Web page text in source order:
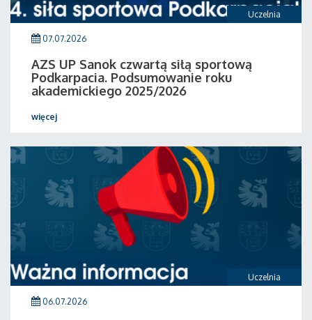
Uczelnia
07.07.2026
AZS UP Sanok czwartą siłą sportową
Podkarpacia. Podsumowanie roku
akademickiego 2025/2026
więcej
Uczelnia
06.07.2026